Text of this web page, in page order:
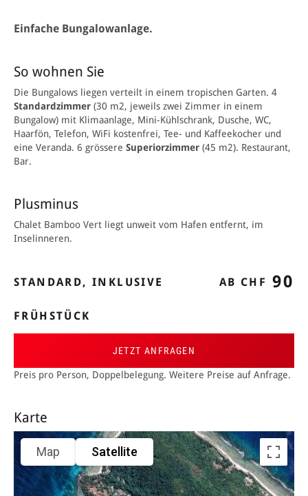
Einfache Bungalowanlage.
So wohnen Sie
Die Bungalows liegen verteilt in einem tropischen Garten. 4
Standardzimmer (30 m2, jeweils zwei Zimmer in einem
Bungalow) mit Klimaanlage, Mini-Kühlschrank, Dusche, WC,
Haarfön, Telefon, WiFi kostenfrei, Tee- und Kaffeekocher und
eine Veranda. 6 grössere Superiorzimmer (45 m2). Restaurant,
Bar.
Plusminus
Chalet Bamboo Vert liegt unweit vom Hafen entfernt, im
Inselinneren.
STANDARD, INKLUSIVE
FRÜHSTÜCK
AB CHF 90
JETZT ANFRAGEN
Preis pro Person, Doppelbelegung. Weitere Preise auf Anfrage.
Karte
Map Satellite